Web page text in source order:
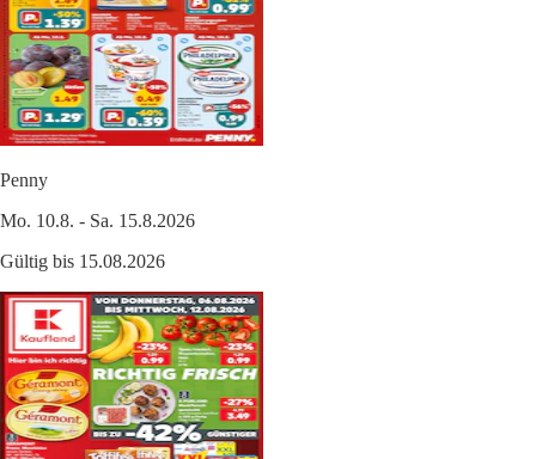
Penny
Mo. 10.8. - Sa. 15.8.2026
Gültig bis 15.08.2026